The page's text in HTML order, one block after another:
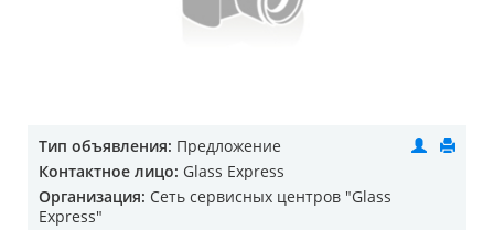
Тип объявления: Предложение
Контактное лицо: Glass Express
Организация: Cеть сервисных центров "Glass
Express"